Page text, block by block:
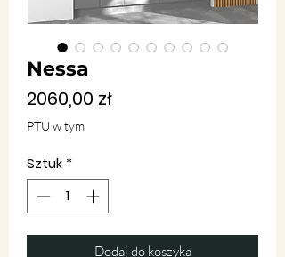
Nessa
2060,00 złCena
PTU w tym
Sztuk *
Dodaj do koszyka